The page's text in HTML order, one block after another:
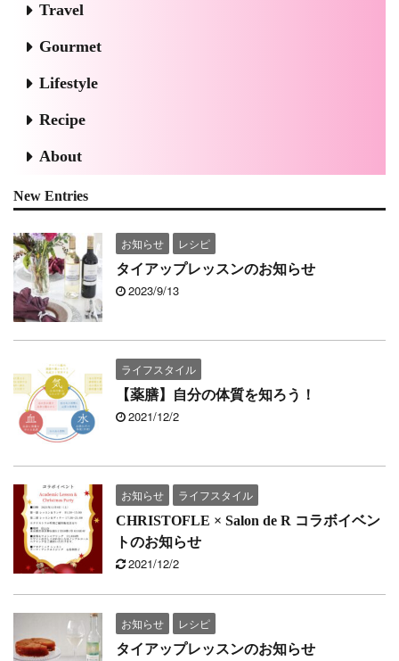
Travel
Gourmet
Lifestyle
Recipe
About
New Entries
お知らせ
レシピ
タイアップレッスンのお知らせ
2023/9/13
ライフスタイル
【薬膳】自分の体質を知ろう！
2021/12/2
お知らせ
ライフスタイル
CHRISTOFLE × Salon de R コラボイベン
トのお知らせ
2021/12/2
お知らせ
レシピ
タイアップレッスンのお知らせ